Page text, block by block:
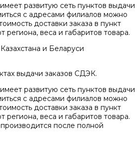
развитую сеть пунктов выдачи
с адресами филиалов можно
доставки заказа в пункт
региона, веса и габаритов товара.
и Беларуси
выдачи заказов СДЭК.
развитую сеть пунктов выдачи
с адресами филиалов можно
доставки заказа в пункт
региона, веса и габаритов товара.
после полной